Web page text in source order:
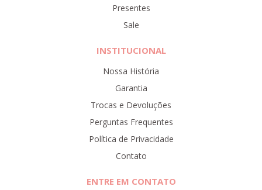
Presentes
Sale
INSTITUCIONAL
Nossa História
Garantia
Trocas e Devoluções
Perguntas Frequentes
Política de Privacidade
Contato
ENTRE EM CONTATO